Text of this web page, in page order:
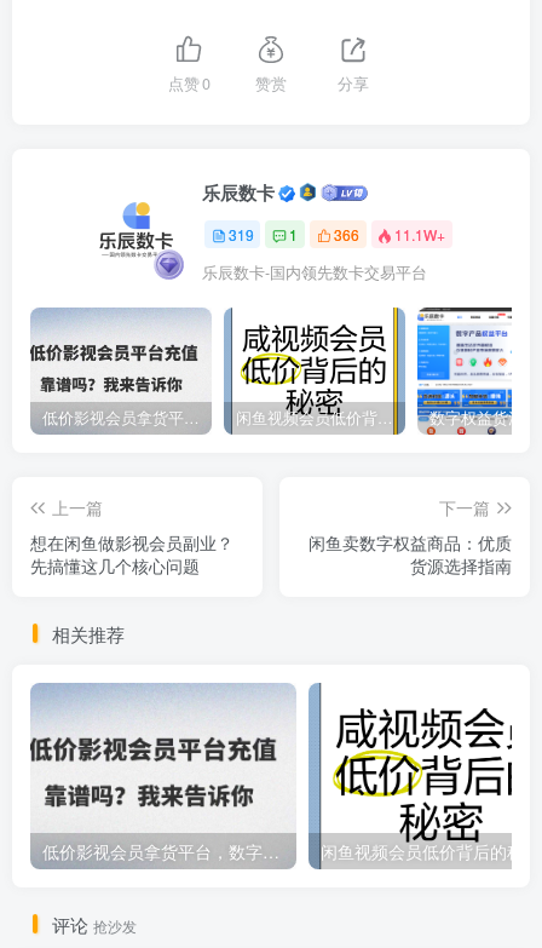
点赞0 赞赏 分享
乐辰数卡
319 1 366 11.1W+
乐辰数卡-国内领先数卡交易平台
上一篇
想在闲鱼做影视会员副业？
先搞懂这几个核心问题
下一篇
闲鱼卖数字权益商品：优质
货源选择指南
相关推荐
低价影视会员拿货平台，数字权益卡券优质服务商 闲鱼视频会员低价背后的秘密
评论 抢沙发